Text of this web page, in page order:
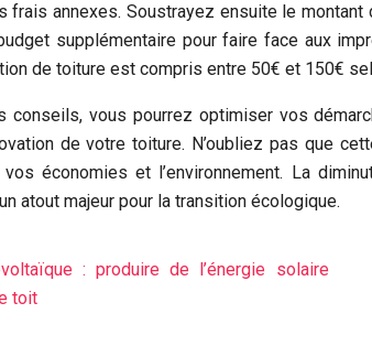
frais annexes. Soustrayez ensuite le
supplémentaire pour faire face aux
de toiture est compris entre 50€ et 150€
conseils, vous pourrez optimiser vos
de votre toiture. N’oubliez pas que
économies et l’environnement. La
atout majeur pour la transition écologique.
: produire de l’énergie solaire
toit